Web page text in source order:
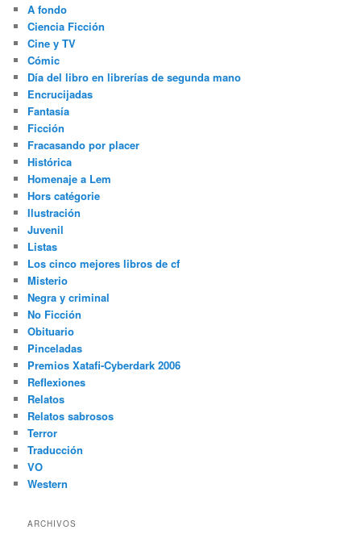
A fondo
Ciencia Ficción
Cine y TV
Cómic
Día del libro en librerías de segunda mano
Encrucijadas
Fantasía
Ficción
Fracasando por placer
Histórica
Homenaje a Lem
Hors catégorie
Ilustración
Juvenil
Listas
Los cinco mejores libros de cf
Misterio
Negra y criminal
No Ficción
Obituario
Pinceladas
Premios Xatafi-Cyberdark 2006
Reflexiones
Relatos
Relatos sabrosos
Terror
Traducción
VO
Western
ARCHIVOS